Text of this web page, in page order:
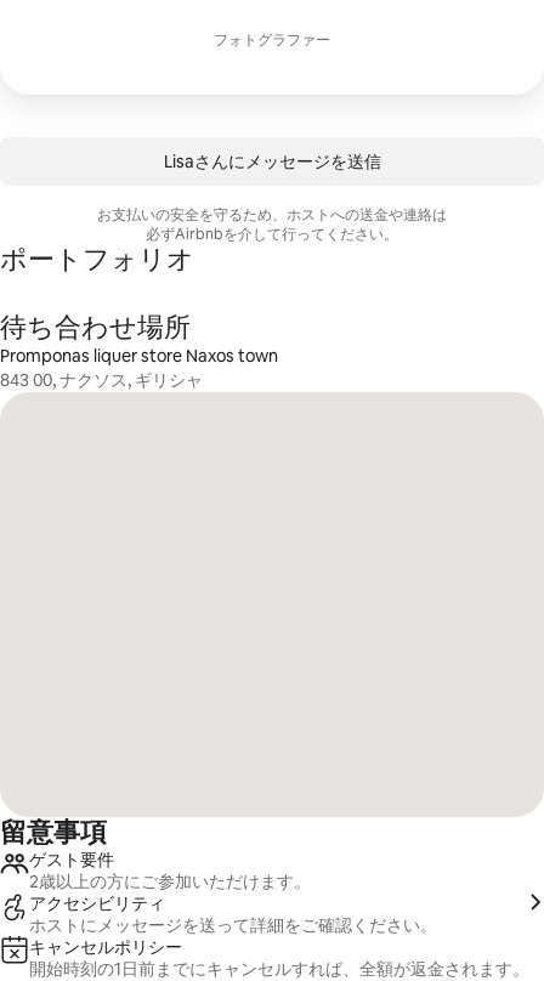
フォトグラファー
Lisaさんにメ⁠ッ⁠セ⁠ー⁠ジを送⁠信
お支払いの安⁠全を守⁠る⁠た⁠め⁠、ホ⁠ス⁠ト⁠へ⁠の送⁠金⁠や連⁠絡⁠は
必⁠ずAirbnb⁠を介⁠し⁠て行⁠っ⁠てく⁠だ⁠さ⁠い⁠。
ポートフォリオ
待ち合わせ場所
Promponas liquer store Naxos town
843 00, ナクソス, ギリシャ
留意事項
ゲスト要件
2歳以上の方にご参加いただけます。
アクセシビリティ
ホストにメッセージを送って詳細をご⁠確⁠認く⁠だ⁠さ⁠い⁠。
キャンセルポリシー
開始時刻の1日前までにキャンセルすれば、全額が返金されます。